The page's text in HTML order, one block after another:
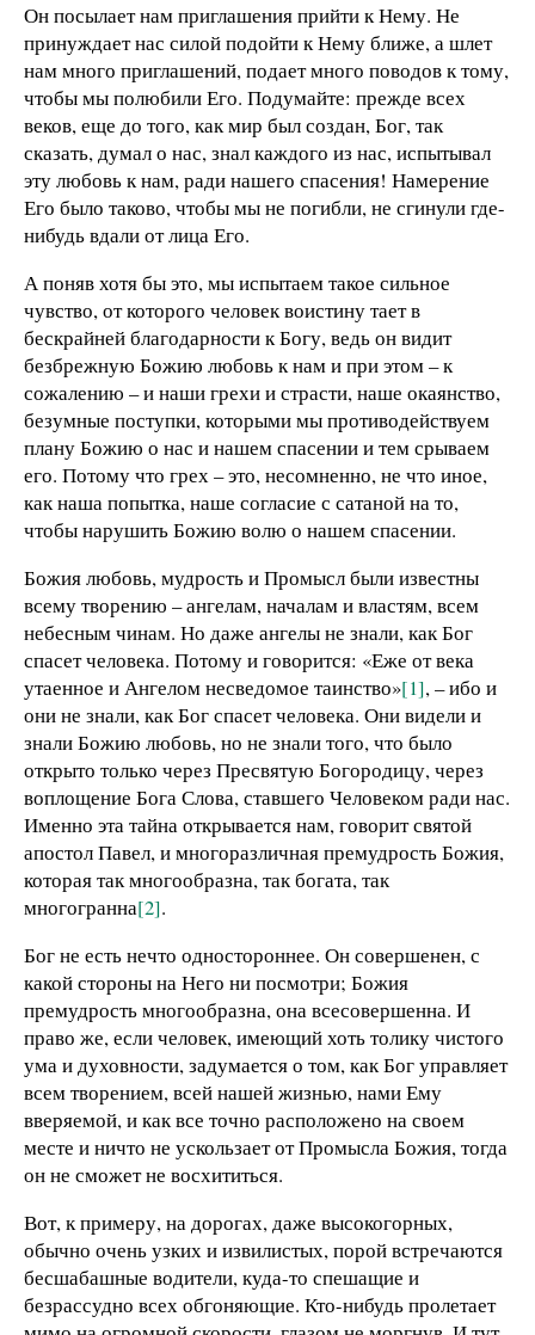
Он посылает нам приглашения прийти к Нему. Не
принуждает нас силой подойти к Нему ближе, а шлет
нам много приглашений, подает много поводов к тому,
чтобы мы полюбили Его. Подумайте: прежде всех
веков, еще до того, как мир был создан, Бог, так
сказать, думал о нас, знал каждого из нас, испытывал
эту любовь к нам, ради нашего спасения! Намерение
Его было таково, чтобы мы не погибли, не сгинули где-
нибудь вдали от лица Его.
А поняв хотя бы это, мы испытаем такое сильное
чувство, от которого человек воистину тает в
бескрайней благодарности к Богу, ведь он видит
безбрежную Божию любовь к нам и при этом – к
сожалению – и наши грехи и страсти, наше окаянство,
безумные поступки, которыми мы противодействуем
плану Божию о нас и нашем спасении и тем срываем
его. Потому что грех – это, несомненно, не что иное,
как наша попытка, наше согласие с сатаной на то,
чтобы нарушить Божию волю о нашем спасении.
Божия любовь, мудрость и Промысл были известны
всему творению – ангелам, началам и властям, всем
небесным чинам. Но даже ангелы не знали, как Бог
спасет человека. Потому и говорится: «Еже от века
утаенное и Ангелом несведомое таинство»[1], – ибо и
они не знали, как Бог спасет человека. Они видели и
знали Божию любовь, но не знали того, что было
открыто только через Пресвятую Богородицу, через
воплощение Бога Слова, ставшего Человеком ради нас.
Именно эта тайна открывается нам, говорит святой
апостол Павел, и многоразличная премудрость Божия,
которая так многообразна, так богата, так
многогранна[2].
Бог не есть нечто одностороннее. Он совершенен, с
какой стороны на Него ни посмотри; Божия
премудрость многообразна, она всесовершенна. И
право же, если человек, имеющий хоть толику чистого
ума и духовности, задумается о том, как Бог управляет
всем творением, всей нашей жизнью, нами Ему
вверяемой, и как все точно расположено на своем
месте и ничто не ускользает от Промысла Божия, тогда
он не сможет не восхититься.
Вот, к примеру, на дорогах, даже высокогорных,
обычно очень узких и извилистых, порой встречаются
бесшабашные водители, куда-то спешащие и
безрассудно всех обгоняющие. Кто-нибудь пролетает